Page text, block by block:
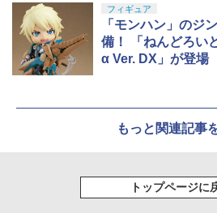
フィギュア
「モンハン」のジ
備！ 「ねんどろい
α Ver. DX」が登場
もっと関連記事
トップページに